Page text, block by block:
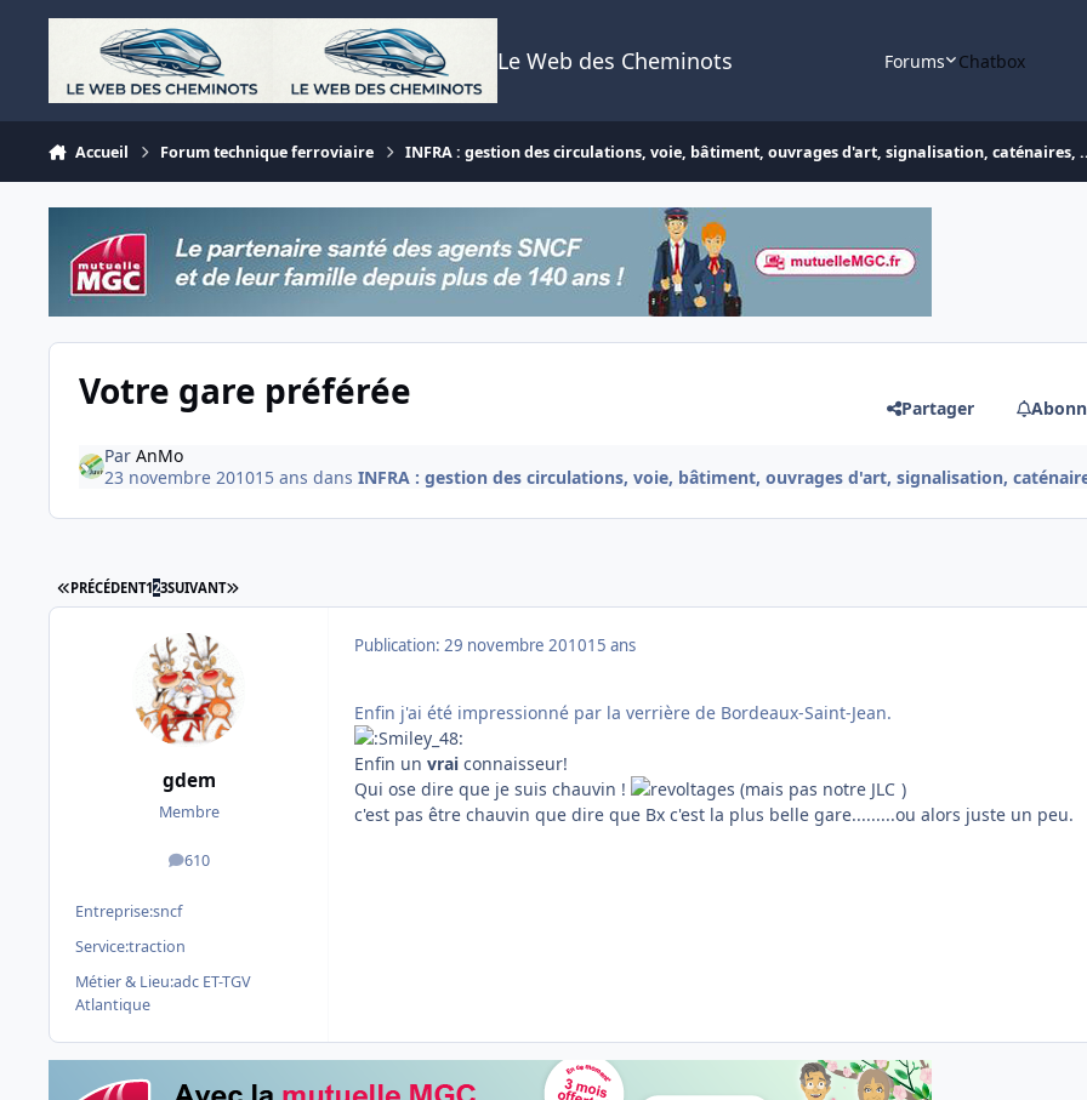
Aller au contenu
Le Web des Cheminots Forums Chatbox
Accueil Forum technique ferroviaire INFRA : gestion des circulations, voie, bâtiment, ouvrages d'art, signalisation, caténaires,
Votre gare préférée Partager
Par AnMo
23 novembre 201015 ans dans INFRA : gestion des circulations, voie, bâtiment, ouvrages d'art, signalisation,
PREMIÈRE PAGE
PRÉCÉDENT123SUIVANT DERNIÈRE PAGE
gdem
Membre
610
messages
Entreprise:sncf
Service:traction
Métier & Lieu:adc ET-TGV
Atlantique
Publication: 29 novembre 201015 ans
Enfin j'ai été impressionné par la verrière de Bordeaux-Saint-Jean.
Enfin un vrai connaisseur!
Qui ose dire que je suis chauvin !
(mais pas notre JLC )
c'est pas être chauvin que dire que Bx c'est la plus belle gare.........ou alors juste un peu.